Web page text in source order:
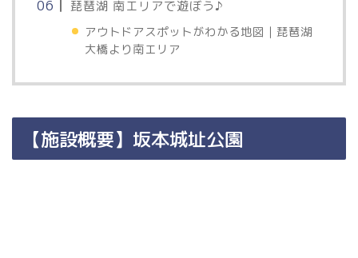
琵琶湖 南エリアで遊ぼう♪
アウトドアスポットがわかる地図｜琵琶湖
大橋より南エリア
【施設概要】坂本城址公園